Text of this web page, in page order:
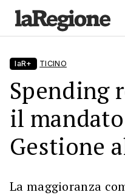
laR+ TICINO
Spending
il
Gestione
La maggioranza